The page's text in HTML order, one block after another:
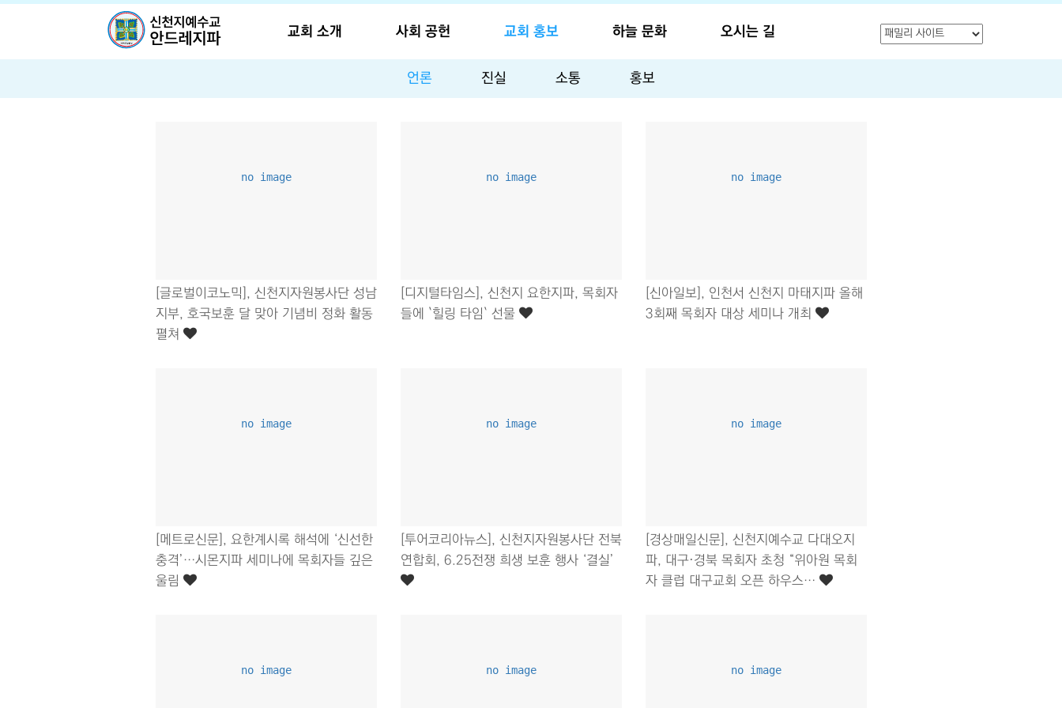
교회 소개 사회 공헌 교회 홍보 하늘 문화 오시는 길
언론
언론 진실 소통 홍보
no image
[글로벌이코노믹], 신천지자원봉사단 성남
지부, 호국보훈 달 맞아 기념비 정화 활동
펼쳐
no image
[디지털타임스], 신천지 요한지파, 목회자
들에 `힐링 타임` 선물
no image
[신아일보], 인천서 신천지 마태지파 올해
3회째 목회자 대상 세미나 개최
no image
[메트로신문], 요한계시록 해석에 ‘신선한
충격’…시몬지파 세미나에 목회자들 깊은
울림
no image
[투어코리아뉴스], 신천지자원봉사단 전북
연합회, 6.25전쟁 희생 보훈 행사 ‘결실’
no image
[경상매일신문], 신천지예수교 다대오지
파, 대구·경북 목회자 초청 “위아원 목회
자 클럽 대구교회 오픈 하우스…
no image no image no image